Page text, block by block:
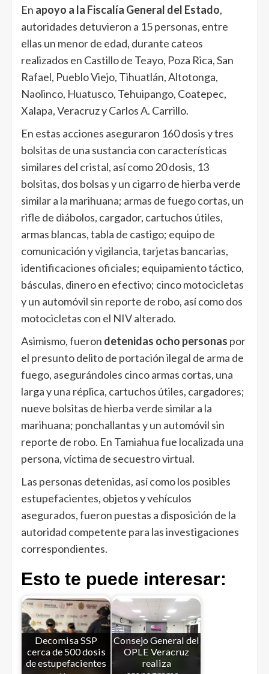
En apoyo a la Fiscalía General del Estado,
autoridades detuvieron a 15 personas, entre
ellas un menor de edad, durante cateos
realizados en Castillo de Teayo, Poza Rica, San
Rafael, Pueblo Viejo, Tihuatlán, Altotonga,
Naolinco, Huatusco, Tehuipango, Coatepec,
Xalapa, Veracruz y Carlos A. Carrillo.
En estas acciones aseguraron 160 dosis y tres
bolsitas de una sustancia con características
similares del cristal, así como 20 dosis, 13
bolsitas, dos bolsas y un cigarro de hierba verde
similar a la marihuana; armas de fuego cortas, un
rifle de diábolos, cargador, cartuchos útiles,
armas blancas, tabla de castigo; equipo de
comunicación y vigilancia, tarjetas bancarias,
identificaciones oficiales; equipamiento táctico,
básculas, dinero en efectivo; cinco motocicletas
y un automóvil sin reporte de robo, así como dos
motocicletas con el NIV alterado.
Asimismo, fueron detenidas ocho personas por
el presunto delito de portación ilegal de arma de
fuego, asegurándoles cinco armas cortas, una
larga y una réplica, cartuchos útiles, cargadores;
nueve bolsitas de hierba verde similar a la
marihuana; ponchallantas y un automóvil sin
reporte de robo. En Tamiahua fue localizada una
persona, víctima de secuestro virtual.
Las personas detenidas, así como los posibles
estupefacientes, objetos y vehículos
asegurados, fueron puestas a disposición de la
autoridad competente para las investigaciones
correspondientes.
Esto te puede interesar:
Decomisa SSP
cerca de 500 dosis
de estupefacientes
Consejo General del
OPLE Veracruz
realiza